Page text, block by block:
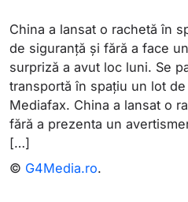
China a lansat o rachetă în
de siguranță și fără a face
surpriză a avut loc luni. Se
transportă în spațiu un lot
Mediafax. China a lansat o
fără a prezenta un
[…]
© G4Media.ro.